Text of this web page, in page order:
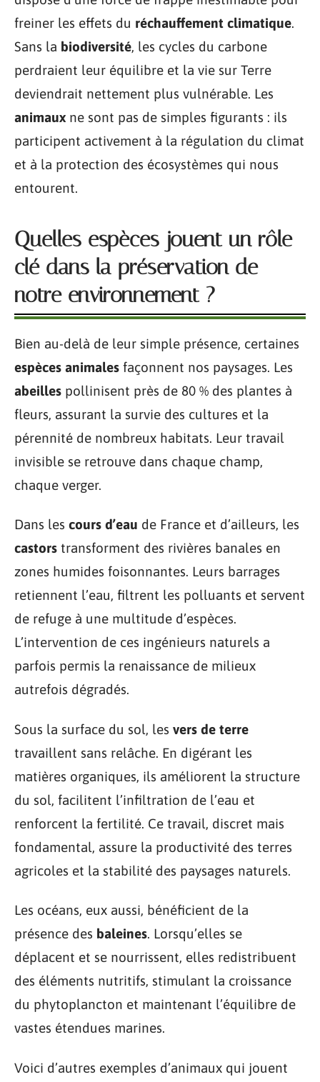
freiner les effets du réchauffement climatique.
Sans la biodiversité, les cycles du carbone
perdraient leur équilibre et la vie sur Terre
deviendrait nettement plus vulnérable. Les
animaux ne sont pas de simples figurants : ils
participent activement à la régulation du climat
et à la protection des écosystèmes qui nous
entourent.
Quelles espèces jouent un rôle
clé dans la préservation de
notre environnement ?
Bien au-delà de leur simple présence, certaines
espèces animales façonnent nos paysages. Les
abeilles pollinisent près de 80 % des plantes à
fleurs, assurant la survie des cultures et la
pérennité de nombreux habitats. Leur travail
invisible se retrouve dans chaque champ,
chaque verger.
Dans les cours d’eau de France et d’ailleurs, les
castors transforment des rivières banales en
zones humides foisonnantes. Leurs barrages
retiennent l’eau, filtrent les polluants et servent
de refuge à une multitude d’espèces.
L’intervention de ces ingénieurs naturels a
parfois permis la renaissance de milieux
autrefois dégradés.
Sous la surface du sol, les vers de terre
travaillent sans relâche. En digérant les
matières organiques, ils améliorent la structure
du sol, facilitent l’infiltration de l’eau et
renforcent la fertilité. Ce travail, discret mais
fondamental, assure la productivité des terres
agricoles et la stabilité des paysages naturels.
Les océans, eux aussi, bénéficient de la
présence des baleines. Lorsqu’elles se
déplacent et se nourrissent, elles redistribuent
des éléments nutritifs, stimulant la croissance
du phytoplancton et maintenant l’équilibre de
vastes étendues marines.
Voici d’autres exemples d’animaux qui jouent